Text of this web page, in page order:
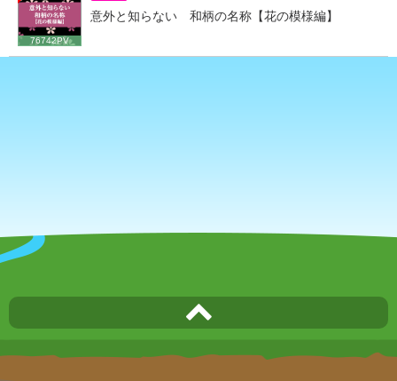
76742PV
意外と知らない 和柄の名称【花の模様編】